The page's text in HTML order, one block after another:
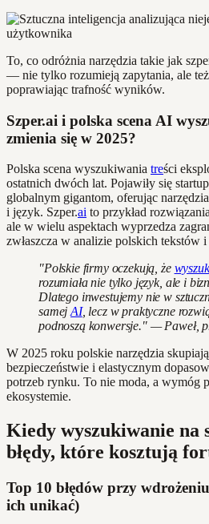
To, co odróżnia narzędzia takie jak
— nie tylko rozumieją zapytania, ale też
poprawiając trafność wyników.
Szper.ai i polska scena AI
zmienia się w 2025?
Polska scena wyszukiwania treści
ostatnich dwóch lat. Pojawiły się
globalnym gigantom, oferując
i język. Szper.ai to przykład
ale w wielu aspektach wyprzedza
zwłaszcza w analizie polskich tekstów
"Polskie firmy oczekują, że
rozumiała nie tylko język, ale i
Dlatego inwestujemy nie w
samejAI, lecz w praktyczne
podnoszą konwersje." — Paweł,
W 2025 roku polskie narzędzia
bezpieczeństwie i elastycznym
potrzeb rynku. To nie moda, a wymóg
ekosystemie.
Kiedy wyszukiwanie na
błędy, które kosztują
Top 10 błędów przy
ich unikać)